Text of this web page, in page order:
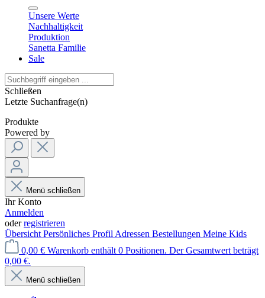
Unsere Werte
Nachhaltigkeit
Produktion
Sanetta Familie
Sale
Schließen
Letzte Suchanfrage(n)
Produkte
Powered by
Menü schließen
Ihr Konto
Anmelden
oderregistrieren
Übersicht Persönliches Profil Adressen Bestellungen Meine Kids
0,00 € Warenkorb enthält 0 Positionen. Der Gesamtwert beträgt
0,00 €.
Menü schließen